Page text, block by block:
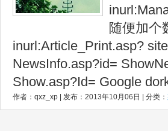
随便加个
inurl:Article_Print.asp?
NewsInfo.asp?id=
Show.asp?Id= Google
作者：qxz_xp | 发布：2013年10月06日 | 分类：